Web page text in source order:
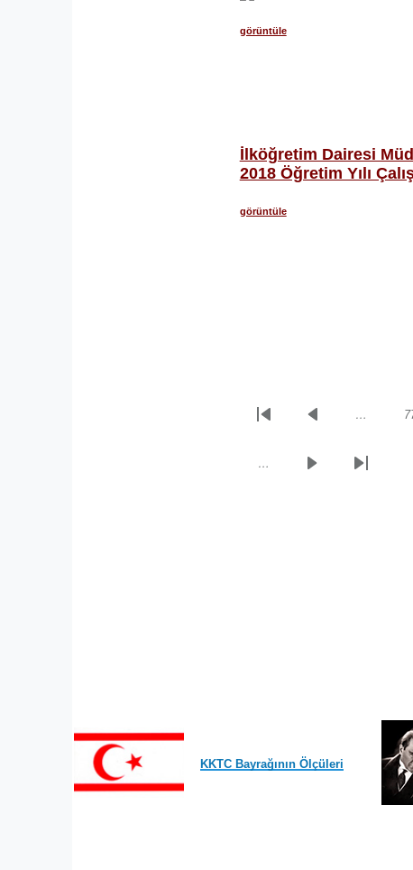
görüntüle
İlköğretim Dairesi
2018 Öğretim Yılı
görüntüle
Sayfalama
İlk
Önceki
…
…
Sonraki
Son
KKTC Bayrağının Ölçüleri